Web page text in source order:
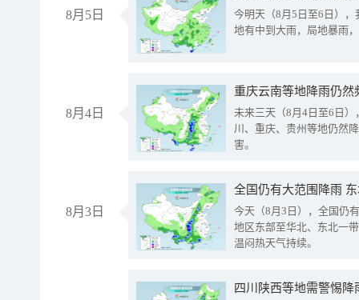
8月5日
今明天（8月5日至6日）
地有中到大雨，局地暴雨
8月4日
重庆云南等地降雨仍然
未来三天（8月4日至6日
川、重庆、贵州等地仍然
害。
8月3日
全国仍有大范围降雨
今天（8月3日），全国仍
地区东部至华北、东北一
温闷热天气持续。